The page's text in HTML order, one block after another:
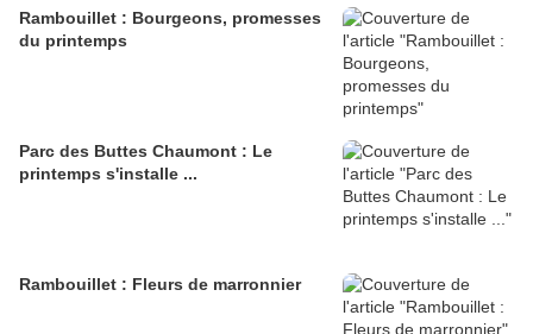
Rambouillet : Bourgeons, promesses
du printemps
Parc des Buttes Chaumont : Le
printemps s'installe ...
Rambouillet : Fleurs de marronnier